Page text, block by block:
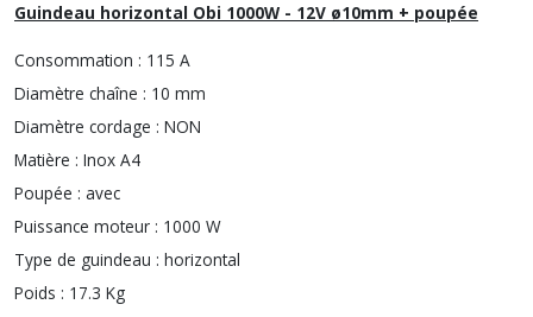
Guindeau horizontal Obi 1000W - 12V ø10mm + poupée
Consommation : 115 A
Diamètre chaîne : 10 mm
Diamètre cordage : NON
Matière : Inox A4
Poupée : avec
Puissance moteur : 1000 W
Type de guindeau : horizontal
Poids : 17.3 Kg